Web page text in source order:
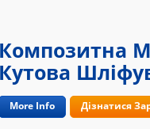
Композитна
Кутова
More Info Дізнатися